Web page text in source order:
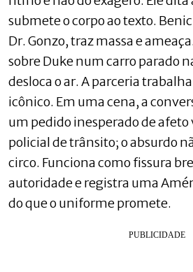
submete o corpo ao texto.
Dr. Gonzo, traz massa e
sobre Duke num carro parado
desloca o ar. A parceria
icônico. Em uma cena, a
um pedido inesperado de afeto
policial de trânsito; o absurdo
circo. Funciona como fissura
autoridade e registra uma
do que o uniforme promete.